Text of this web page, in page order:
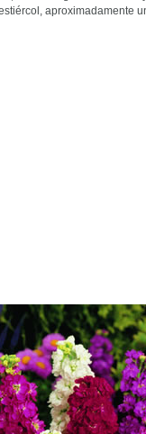
aproximadamente